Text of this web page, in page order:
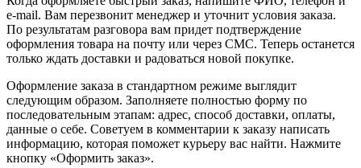
e-mail. Вам перезвонит менеджер и уточнит условия заказа.
По результатам разговора вам придет подтверждение
оформления товара на почту или через СМС. Теперь останется
только ждать доставки и радоваться новой покупке.
Оформление заказа в стандартном режиме выглядит
следующим образом. Заполняете полностью форму по
последовательным этапам: адрес, способ доставки, оплаты,
данные о себе. Советуем в комментарии к заказу написать
информацию, которая поможет курьеру вас найти. Нажмите
кнопку «Оформить заказ».